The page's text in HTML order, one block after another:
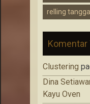
relling
Komentar
Clustering
Dina
Kayu Oven